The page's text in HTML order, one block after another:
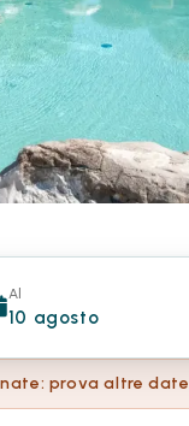
Al
10 agosto
prova altre